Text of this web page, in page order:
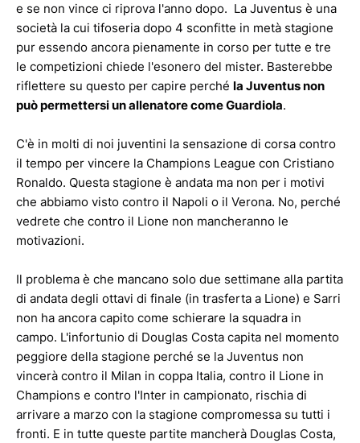
e se non vince ci riprova l'anno dopo. La Juventus è una
società la cui tifoseria dopo 4 sconfitte in metà stagione
pur essendo ancora pienamente in corso per tutte e tre
le competizioni chiede l'esonero del mister. Basterebbe
riflettere su questo per capire perché la Juventus non
può permettersi un allenatore come Guardiola.
C'è in molti di noi juventini la sensazione di corsa contro
il tempo per vincere la Champions League con Cristiano
Ronaldo. Questa stagione è andata ma non per i motivi
che abbiamo visto contro il Napoli o il Verona. No, perché
vedrete che contro il Lione non mancheranno le
motivazioni.
Il problema è che mancano solo due settimane alla partita
di andata degli ottavi di finale (in trasferta a Lione) e Sarri
non ha ancora capito come schierare la squadra in
campo. L'infortunio di Douglas Costa capita nel momento
peggiore della stagione perché se la Juventus non
vincerà contro il Milan in coppa Italia, contro il Lione in
Champions e contro l'Inter in campionato, rischia di
arrivare a marzo con la stagione compromessa su tutti i
fronti. E in tutte queste partite mancherà Douglas Costa,